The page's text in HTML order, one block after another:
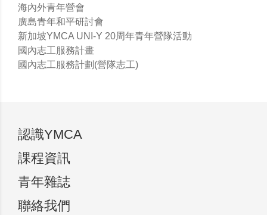
海內外青年營會
廣島青年和平研討會
新加坡YMCA UNI-Y 20周年青年營隊活動
國內志工服務計畫
國內志工服務計劃(營隊志工)
認識YMCA
課程資訊
青年雜誌
聯絡我們